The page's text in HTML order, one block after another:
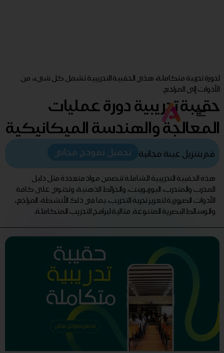
لدورة تدربية متكاملة، هذي الحقيبة التدريبية تشمل كل شيء، من
الأدوات إلى المراجع.
حقيبة تدريبية دورة عمليات
المعالجة والهندسة الميكانيكية
قم بتنزيل عينة مجانية تحميل نموذج مجاني
هذه الحقيبة التدريبية الشاملة تتضمن مواد متعددة مثل دليل
المدرب والمتدرب، البوربوينت، والخرائط الذهنية، وتحتوي على كافة
الأدوات الضرورية لتعزيز تجربة التدريب، بما في ذلك الأنشطة، المراجع،
والوسائط البصرية المتنوعة. مثالية لبرامج التدريب المتكاملة.